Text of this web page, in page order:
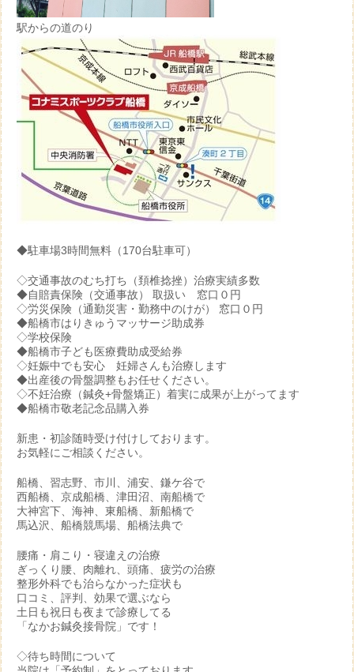
駅からの道のり
◆駐車場3時間無料（170台駐車可）
◇交通事故のむち打ち（頚椎捻挫）治療実績多数
◆自賠責保険（交通事故） 取扱い 窓口０円
◇労災保険（通勤災害・勤務中のけが） 窓口０円
◆船橋市はりきゅうマッサージ助成券
◇学校保険
◆船橋市子ども医療費助成受給券
◇妊娠中でも安心 妊婦さんも治療します
◆出産後の骨盤調整もお任せください。
◇不妊治療（鍼灸+骨盤矯正）着実に成果が上がってます
◆船橋市敬老記念品購入券
新患・初診随時受け付けしております。
お気軽にご相談ください。
船橋、習志野、市川、浦安、鎌ケ谷で
西船橋、京成船橋、津田沼、南船橋で
大神宮下、海神、東船橋、新船橋で
馬込沢、船橋競馬場、船橋法典で
腰痛・肩こり・寝違えの治療
ぎっくり腰、肉離れ、頭痛、疲労の治療
整形外科でも治らなかった症状も
口コミ、評判、効果で選ぶなら
土日も祝日も夜まで診療してる
「なかお鍼灸接骨院」です！
◇待ち時間について